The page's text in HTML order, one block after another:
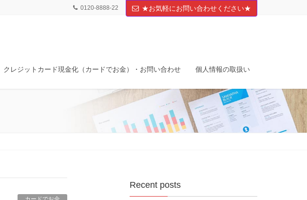
0120-8888-22 ★お気軽にお問い合わせください★
クレジットカード現金化（カードでお金）・お問い合わせ 個人情報の取扱い
Recent posts